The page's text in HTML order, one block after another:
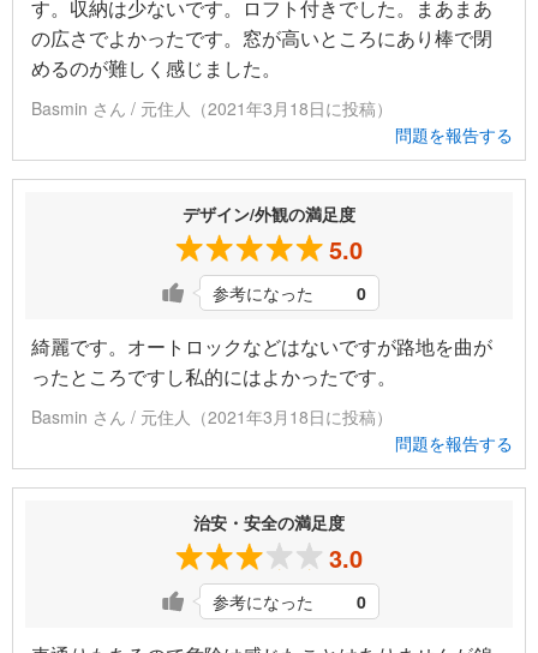
す。収納は少ないです。ロフト付きでした。まあまあ
の広さでよかったです。窓が高いところにあり棒で閉
めるのが難しく感じました。
Basmin さん / 元住人（2021年3月18日に投稿）
問題を報告する
デザイン/外観の満足度
5.0
参考になった 0
綺麗です。オートロックなどはないですが路地を曲が
ったところですし私的にはよかったです。
Basmin さん / 元住人（2021年3月18日に投稿）
問題を報告する
治安・安全の満足度
3.0
参考になった 0